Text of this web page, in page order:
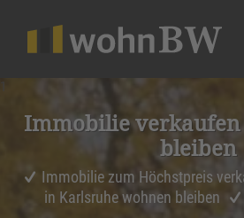
Immobilie
bleiben
Immobilie zum Höchstpreis
in Karlsruhe wohnen bleiben